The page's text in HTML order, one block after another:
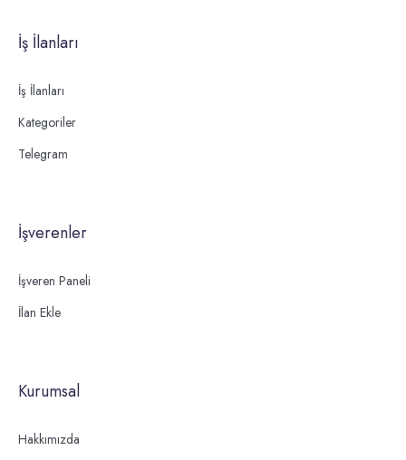
İş İlanları
İş İlanları
Kategoriler
Telegram
İşverenler
İşveren Paneli
İlan Ekle
Kurumsal
Hakkımızda